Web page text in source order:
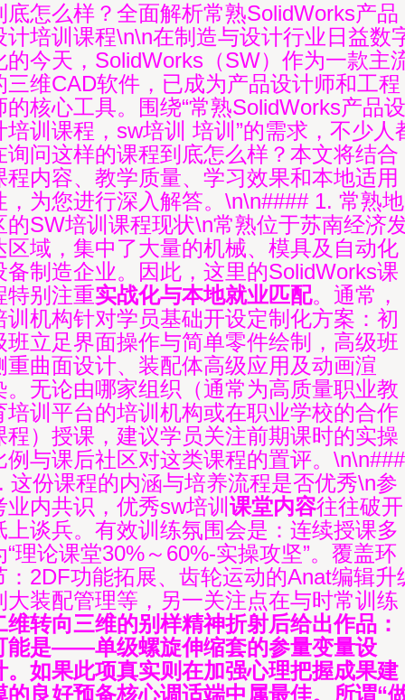
底怎么样？全面解析常熟SolidWorks产品
计培训课程\n\n在制造与设计行业日益数
的今天，SolidWorks（SW）作为一款主
三维CAD软件，已成为产品设计师和工程
的核心工具。围绕“常熟SolidWorks产品设
培训课程，sw培训 培训”的需求，不少人
询问这样的课程到底怎么样？本文将结合
程内容、教学质量、学习效果和本地适用
，为您进行深入解答。\n\n#### 1. 常熟地
的SW培训课程现状\n常熟位于苏南经济
区域，集中了大量的机械、模具及自动化
备制造企业。因此，这里的SolidWorks课
特别注重实战化与本地就业匹配。通常，
训机构针对学员基础开设定制化方案：初
班立足界面操作与简单零件绘制，高级班
重曲面设计、装配体高级应用及动画渲
。无论由哪家组织（通常为高质量职业教
培训平台的培训机构或在职业学校的合作
程）授课，建议学员关注前期课时的实操
例与课后社区对这类课程的置评。
这份课程的内涵与培养流程是否优秀\n参
业内共识，优秀sw培训 课堂内容往往破开
上谈兵。有效训练氛围会是：连续授课多
“理论课堂30%～60%-实操攻坚”。覆盖环
：2DF功能拓展、齿轮运动的Anat编辑升
大装配管理等，另一关注点在与时常训练
维转向三维的别样精神折射后给出作品：
能是——单级螺旋伸缩套的参量变量设
。如果此项真实则在加强心理把握成果建
的良好预备核心调适端中属最佳。所谓“